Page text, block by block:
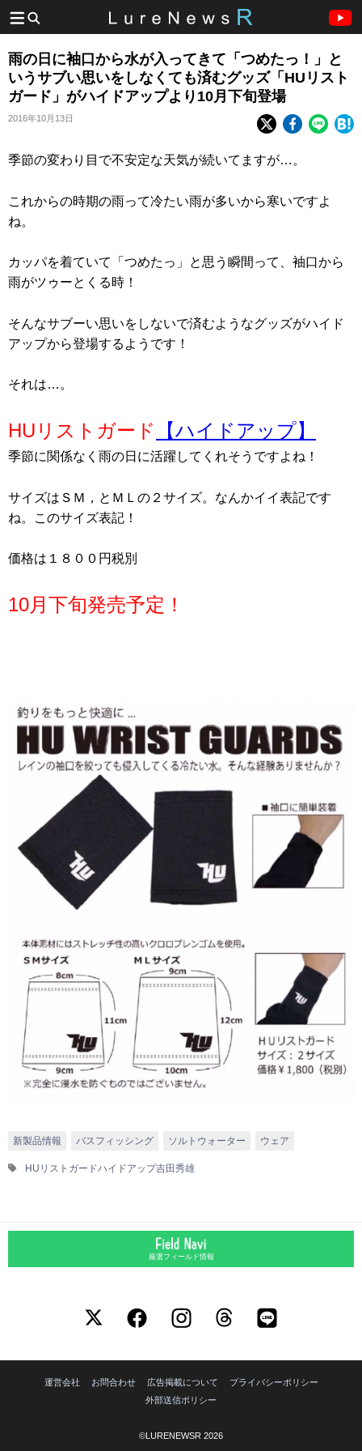
雨の日に袖口から水が入ってきて「つめたっ！」と
いうサブい思いをしなくても済むグッズ「HUリスト
ガード」がハイドアップより10月下旬登場
2016年10月13日
季節の変わり目で不安定な天気が続いてますが…。
これからの時期の雨って冷たい雨が多いから寒いですよ
ね。
カッパを着ていて「つめたっ」と思う瞬間って、袖口から
雨がツゥーとくる時！
そんなサブーい思いをしないで済むようなグッズがハイド
アップから登場するようです！
それは…。
HUリストガード 【ハイドアップ】
季節に関係なく雨の日に活躍してくれそうですよね！
サイズはＳＭ，とＭＬの２サイズ。なんかイイ表記です
ね。このサイズ表記！
価格は１８００円税別
10月下旬発売予定！
新製品情報 バスフィッシング ソルトウォーター ウェア
HUリストガードハイドアップ吉田秀雄
厳選フィールド情報
運営会社 お問合わせ 広告掲載について
プライバシーポリシー
外部送信ポリシー
©LURENEWSR 2026